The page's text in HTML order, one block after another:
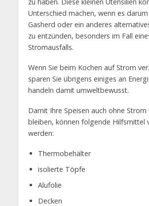
zu haben. Diese kleinen Utensilien
Unterschied machen, wenn es
Gasherd oder ein anderes
zu entzünden, besonders im Fall
Stromausfalls.
Wenn Sie beim Kochen auf Strom
sparen Sie übrigens einiges an
handeln damit umweltbewusst.
Damit Ihre Speisen auch ohne Strom
bleiben, können folgende Hilfsmittel
werden:
Thermobehälter
isolierte Töpfe
Alufolie
Decken